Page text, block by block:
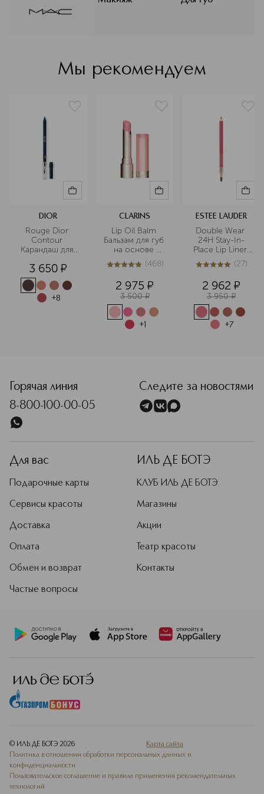
30 (Ci 73360), Yellow 5 Lake (Ci 19140), Yellow 6 Lake (Ci
15985)]
странах присутствия.
Мы рекомендуем
DIOR
Rouge Dior
Contour
Карандаш для
3 650 ¤
+8
CLARINS
Lip Oil Balm
Бальзам для губ
на основе
масел
4.9из5468 (468)
2 975 ¤
3 500 ¤
+1
ESTEE LAUDER
Double Wear
24H Stay-In-
Place Lip Liner
Устойчивый
карандаш для
5из 527 (27)
2 962 ¤
3 950 ¤
+7
Горячая линия
8-800-100-00-05
Следите за новостями
Для вас
Подарочные карты
Сервисы красоты
Доставка
Оплата
Обмен и возврат
Частые вопросы
ИЛЬ ДЕ БОТЭ
КЛУБ ИЛЬ ДЕ БОТЭ
Магазины
Акции
Театр красоты
Контакты
© ИЛЬ ДЕ БОТЭ 2026
Карта сайта
Политика в отношении обработки персональных данных и
конфиденциальности
Пользовательское соглашение и правила применения рекомендательных
технологий